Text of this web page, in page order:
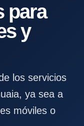
para
y
los servicios
ya sea a
móviles o